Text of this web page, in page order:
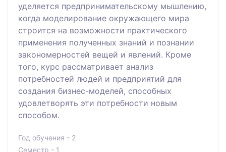
уделяется предпринимательскому мышлению,
когда моделирование окружающего мира
строится на возможности практического
применения полученных знаний и познании
закономерностей вещей и явлений. Кроме
того, курс рассматривает анализ
потребностей людей и предприятий для
создания бизнес-моделей, способных
удовлетворять эти потребности новым
способом.
Год обучения - 2
Семестр - 1